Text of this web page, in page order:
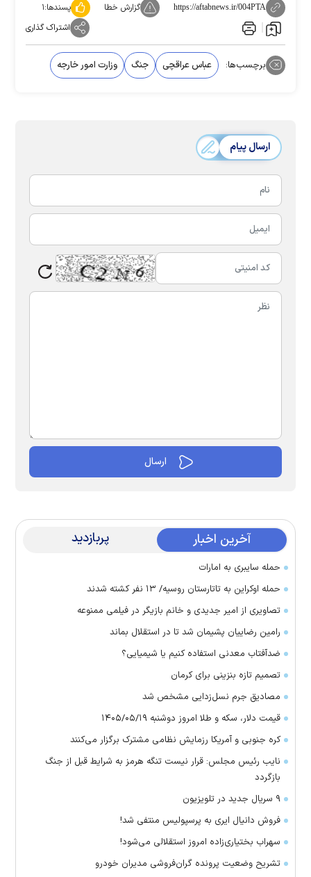
https://aftabnews.ir/004PTA گزارش خطا پسندها:۱
اشتراک گذاری
برچسب‌ها: عباس عراقچی جنگ وزارت امور خارجه
ارسال پیام
آخرین اخبار پربازدید
حمله سایبری به امارات
حمله اوکراین به تاتارستان روسیه/ ۱۳ نفر کشته شدند
تصاویری از امیر جدیدی و خانم بازیگر در فیلمی ممنوعه
رامین رضاییان پشیمان شد تا در استقلال بماند
ضدآفتاب معدنی استفاده کنیم یا شیمیایی؟
تصمیم تازه بنزینی برای کرمان
مصادیق جرم نسل‌زدایی مشخص شد
قیمت دلار، سکه و طلا امروز دوشنبه ۱۴۰۵/۰۵/۱۹
کره جنوبی و آمریکا رزمایش نظامی مشترک برگزار می‌کنند
نایب رئیس مجلس: قرار نیست تنگه هرمز به شرایط قبل از جنگ
بازگردد
۹ سریال جدید در تلویزیون
فروش دانیال ایری به پرسپولیس منتفی شد!
سهراب بختیاری‌زاده امروز استقلالی می‌شود!
تشریح وضعیت پرونده گران‌فروشی مدیران خودرو